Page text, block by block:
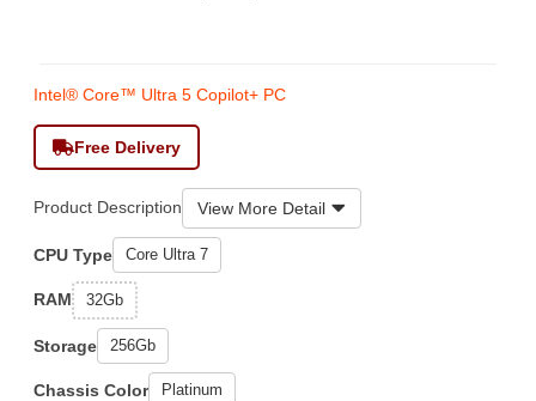
Intel® Core™ Ultra 5 Copilot+ PC
Free Delivery
Product Description View More Detail
CPU Type Core Ultra 7
RAM 32Gb
Storage 256Gb
Chassis Color Platinum